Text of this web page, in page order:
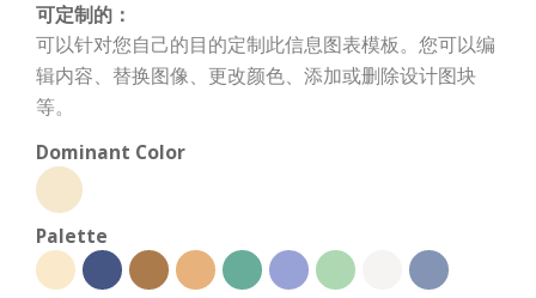
可定制的：
可以针对您自己的目的定制此信息图表模板。您可以编
辑内容、替换图像、更改颜色、添加或删除设计图块
等。
Dominant Color
Palette